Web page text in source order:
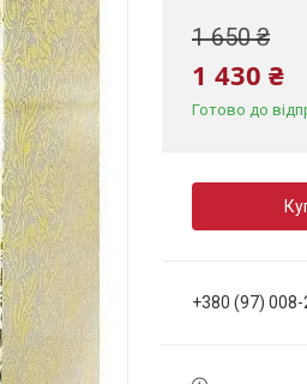
1 650 ₴
1 430 ₴
Готово до
+380 (97) 008-